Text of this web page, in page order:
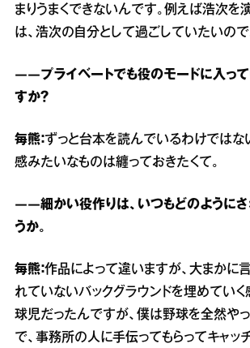
まりうまくできないんです。例えば浩次を
は、浩次の自分として過ごしていたいので
――プライベートでも役のモードに入って
すか？
毎熊： ずっと台本を読んでいるわけではな
感みたいなものは纏っておきたくて。
――細かい役作りは、いつもどのようにさ
うか。
毎熊：作品によって違いますが、大まかに
れていないバックグラウンドを埋めていく
球児だったんですが、僕は野球を全然や
で、事務所の人に手伝ってもらってキャッ